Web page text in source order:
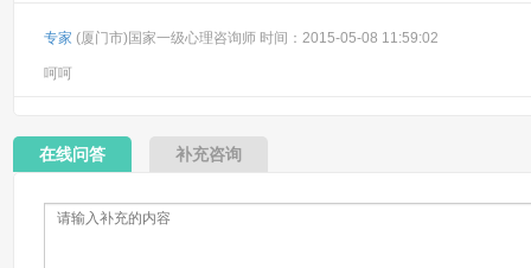
专家 (厦门市)国家一级心理咨询师 时间：2015-05-08 11:59:02
呵呵
在线问答 补充咨询